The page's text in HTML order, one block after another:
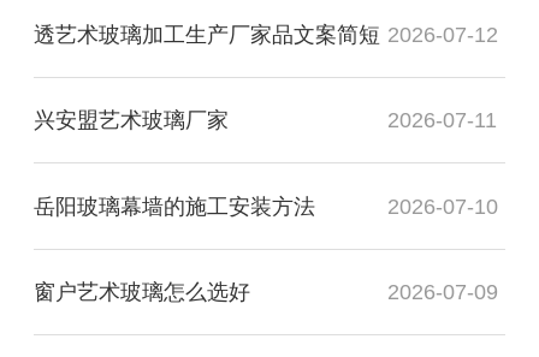
透艺术玻璃加工生产厂家品文案简短 2026-07-12
兴安盟艺术玻璃厂家 2026-07-11
岳阳玻璃幕墙的施工安装方法 2026-07-10
窗户艺术玻璃怎么选好 2026-07-09